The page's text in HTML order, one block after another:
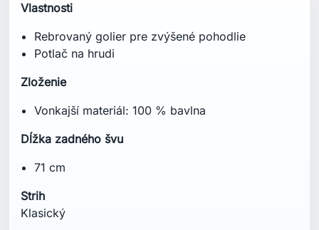
Vlastnosti
Rebrovaný golier pre zvýšené pohodlie
Potlač na hrudi
Zloženie
Vonkajší materiál: 100 % bavlna
Dĺžka zadného švu
71 cm
Strih
Klasický